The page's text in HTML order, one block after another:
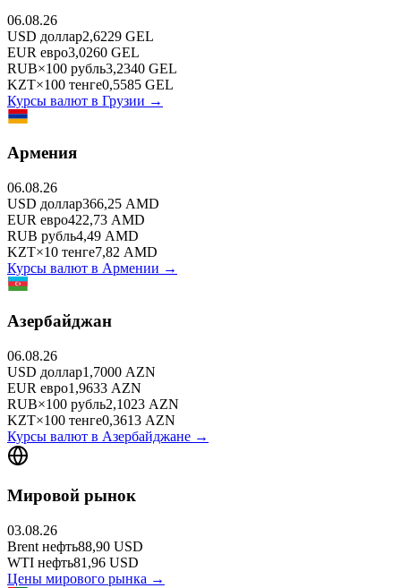
06.08.26
USD доллар2,6229 GEL
EUR евро3,0260 GEL
RUB×100 рубль3,2340 GEL
KZT×100 тенге0,5585 GEL
Курсы валют в Грузии →
Армения
06.08.26
USD доллар366,25 AMD
EUR евро422,73 AMD
RUB рубль4,49 AMD
KZT×10 тенге7,82 AMD
Курсы валют в Армении →
Азербайджан
06.08.26
USD доллар1,7000 AZN
EUR евро1,9633 AZN
RUB×100 рубль2,1023 AZN
KZT×100 тенге0,3613 AZN
Курсы валют в Азербайджане →
Мировой рынок
03.08.26
Brent нефть88,90 USD
WTI нефть81,96 USD
Цены мирового рынка →